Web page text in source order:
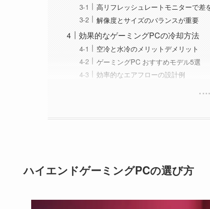
高リフレッシュレートモニターで差
解像度とサイズのバランスが重要
効果的なゲーミングPCの冷却方法
空冷と水冷のメリットデメリット
ゲーミングPC おすすめモデル5選
効率的なエアフローの設計例
ハイエンドゲーミングPCの選び方